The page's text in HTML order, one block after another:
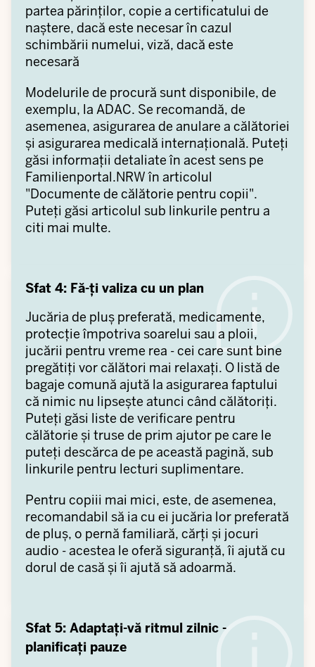
partea părinților, copie a certificatului de
naștere, dacă este necesar în cazul
schimbării numelui, viză, dacă este
necesară
Modelurile de procură sunt disponibile, de
exemplu, la ADAC. Se recomandă, de
asemenea, asigurarea de anulare a călătoriei
și asigurarea medicală internațională. Puteți
găsi informații detaliate în acest sens pe
Familienportal.NRW în articolul
"Documente de călătorie pentru copii".
Puteți găsi articolul sub linkurile pentru a
citi mai multe.
Sfat 4: Fă-ți valiza cu un plan
Jucăria de pluș preferată, medicamente,
protecție împotriva soarelui sau a ploii,
jucării pentru vreme rea - cei care sunt bine
pregătiți vor călători mai relaxați. O listă de
bagaje comună ajută la asigurarea faptului
că nimic nu lipsește atunci când călătoriți.
Puteți găsi liste de verificare pentru
călătorie și truse de prim ajutor pe care le
puteți descărca de pe această pagină, sub
linkurile pentru lecturi suplimentare.
Pentru copiii mai mici, este, de asemenea,
recomandabil să ia cu ei jucăria lor preferată
de pluș, o pernă familiară, cărți și jocuri
audio - acestea le oferă siguranță, îi ajută cu
dorul de casă și îi ajută să adoarmă.
Sfat 5: Adaptați-vă ritmul zilnic -
planificați pauze